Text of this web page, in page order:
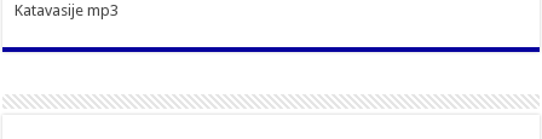
Katavasije mp3